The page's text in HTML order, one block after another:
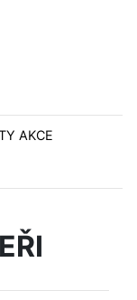
AKCE